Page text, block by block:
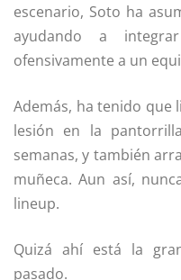
escenario, Soto ha
ayudando a
ofensivamente a un
Además, ha tenido que
lesión en la
semanas, y también
muñeca. Aun así,
lineup.
Quizá ahí está la
pasado.